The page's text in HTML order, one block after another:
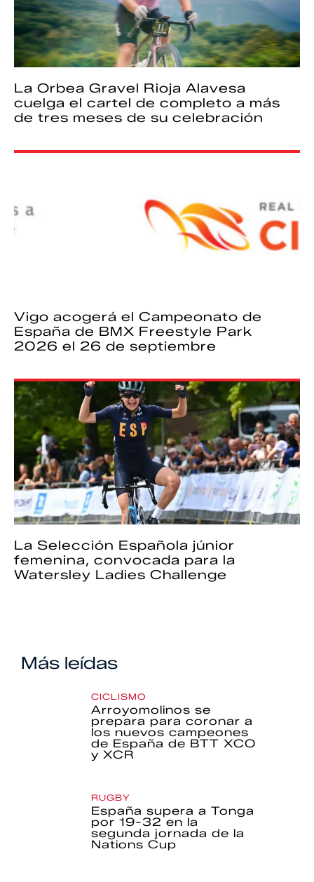
La Orbea Gravel Rioja Alavesa
cuelga el cartel de completo a más
de tres meses de su celebración
Vigo acogerá el Campeonato de
España de BMX Freestyle Park
2026 el 26 de septiembre
La Selección Española júnior
femenina, convocada para la
Watersley Ladies Challenge
Más leídas
CICLISMO
Arroyomolinos se
prepara para coronar a
los nuevos campeones
de España de BTT XCO
y XCR
RUGBY
España supera a Tonga
por 19-32 en la
segunda jornada de la
Nations Cup